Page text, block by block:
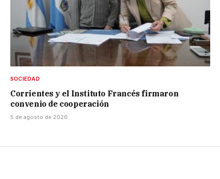
SOCIEDAD
Corrientes y el Instituto Francés firmaron
convenio de cooperación
5 de agosto de 2026